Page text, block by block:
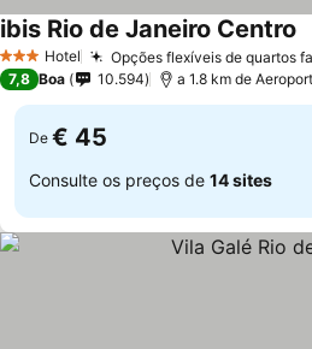
3 EstrelasHotel Opções flexíveis de quartos
ibis Rio de Janeiro Centro
7,8 Boa 10.594
De € 45
Consulte os preços de 14 sites